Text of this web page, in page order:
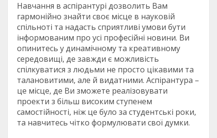
Навчання в аспірантурі дозволить Вам
гармонійно знайти своє місце в науковій
спільноті та надасть сприятливі умови бути
інформованим про усі професійні новини. Ви
опинитесь у динамічному та креативному
середовищі, де завжди є можливість
спілкуватися з людьми не просто цікавими та
талановитими, але й видатними. Аспірантура –
це місце, де Ви зможете реалізовувати
проекти з більш високим ступенем
самостійності, ніж це було за студентські роки,
та навчитесь чітко формулювати свої думки.